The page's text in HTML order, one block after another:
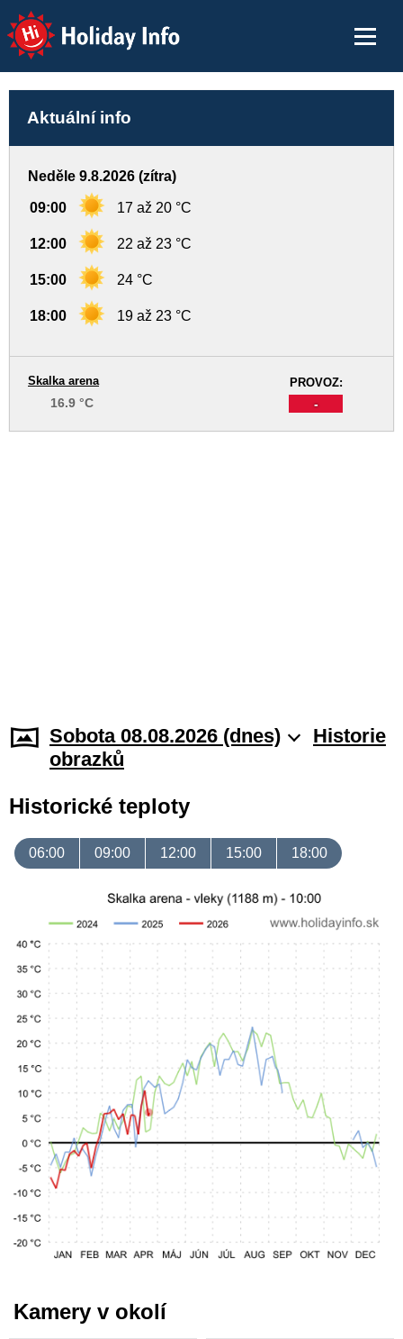
Holiday Info
Aktuální info
Neděle 9.8.2026 (zítra)
09:00 17 až 20 °C
12:00 22 až 23 °C
15:00 24 °C
18:00 19 až 23 °C
PROVOZ:
-
Skalka arena
16.9 °C
Sobota 08.08.2026 (dnes)
Historie
obrazků
Historické teploty
06:00 09:00 12:00 15:00 18:00
Kamery v okolí